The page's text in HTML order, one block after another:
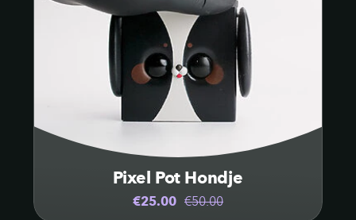
Pixel Pot Hondje
€25.00 €50.00